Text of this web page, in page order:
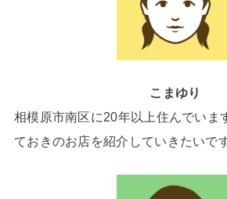
こまゆり
相模原市南区に20年以上住んでいま
ておきのお店を紹介していきたいです